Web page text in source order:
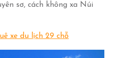
sơ, cách không xa Núi
xe du lịch 29 chỗ